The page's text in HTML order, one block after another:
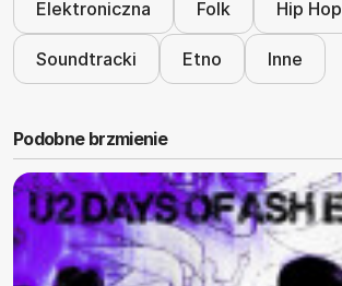
Elektroniczna Folk Hip Hop
Soundtracki Etno Inne
Podobne brzmienie